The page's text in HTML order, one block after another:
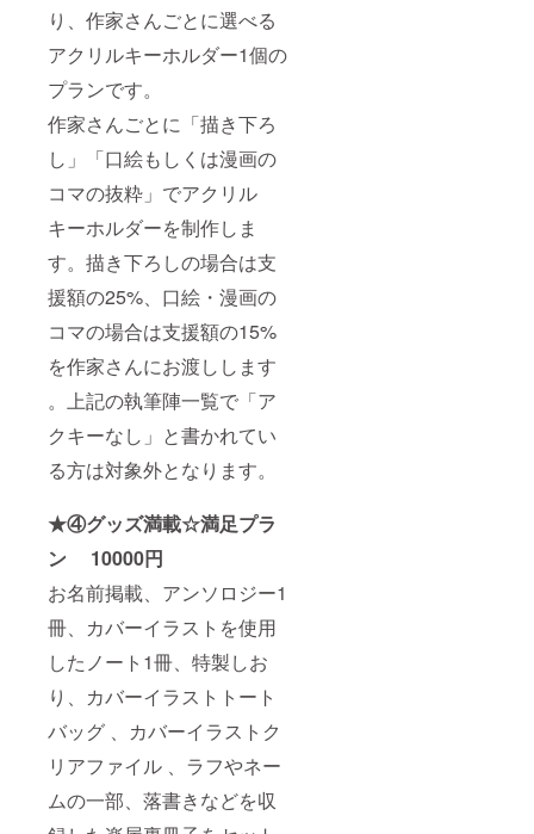
り、作家さんごとに選べる
アクリルキーホルダー1個の
プランです。
作家さんごとに「描き下ろ
し」「口絵もしくは漫画の
コマの抜粋」でアクリル
キーホルダーを制作しま
す。描き下ろしの場合は支
援額の25%、口絵・漫画の
コマの場合は支援額の15%
を作家さんにお渡しします
。上記の執筆陣一覧で「ア
クキーなし」と書かれてい
る方は対象外となります。
★④グッズ満載☆満足プラ
ン 10000円
お名前掲載、アンソロジー1
冊、カバーイラストを使用
したノート1冊、特製しお
り、カバーイラストトート
バッグ 、カバーイラストク
リアファイル 、ラフやネー
ムの一部、落書きなどを収